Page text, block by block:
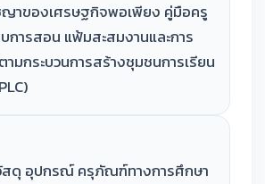
าของเศรษฐกิจพอเพียง คู่มือครู
การสอน แฟ้มสะสมงานและการ
มกระบวนการสร้างชุมชนการเรียน
สดุ อุปกรณ์ ครุภัณฑ์ทางการศึกษา